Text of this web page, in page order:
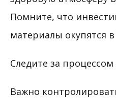
Помните, что
материалы окупятся
Следите за
Важно